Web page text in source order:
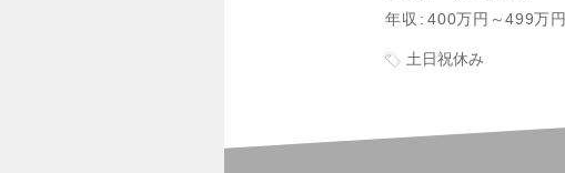
年収 400万円～499万円
土日祝休み